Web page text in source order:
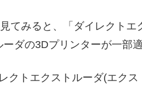
てみると、「ダイレクトエ
ダの3Dプリンターが一部
クトエクストルーダ(エク